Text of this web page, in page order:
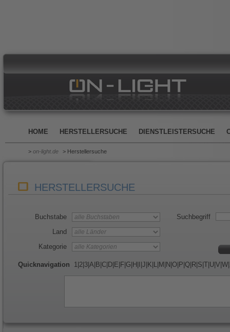
HOME HERSTELLERSUCHE DIENSTLEISTERSUCHE
> on-light.de > Herstellersuche
HERSTELLERSUCHE
Buchstabe
Land
Kategorie
Suchbegriff
Quicknavigation 1 2 3 A B C D E F G H J K L M N O P Q R S T U V W